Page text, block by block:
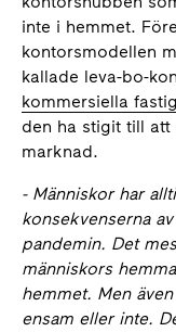
inte i hemmet.
kontorsmodellen
kallade leva-bo-
kommersiella
den ha stigit till
marknad.
- Människor har
konsekvenserna
pandemin. Det
människors
hemmet. Men
ensam eller inte.